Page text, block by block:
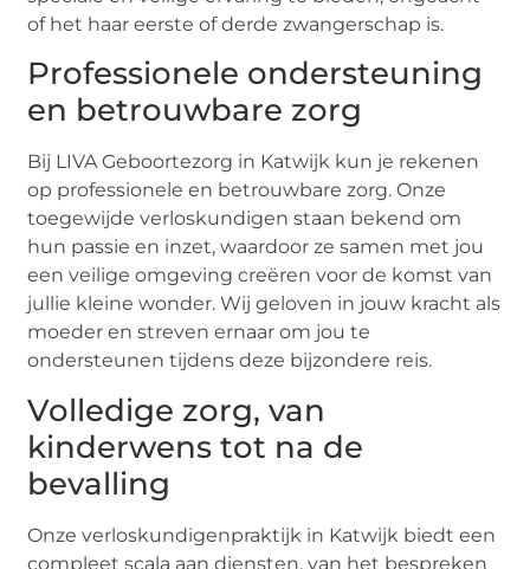
of het haar eerste of derde zwangerschap is.
Professionele ondersteuning
en betrouwbare zorg
Bij LIVA Geboortezorg in Katwijk kun je rekenen
op professionele en betrouwbare zorg. Onze
toegewijde verloskundigen staan bekend om
hun passie en inzet, waardoor ze samen met jou
een veilige omgeving creëren voor de komst van
jullie kleine wonder. Wij geloven in jouw kracht als
moeder en streven ernaar om jou te
ondersteunen tijdens deze bijzondere reis.
Volledige zorg, van
kinderwens tot na de
bevalling
Onze verloskundigenpraktijk in Katwijk biedt een
compleet scala aan diensten, van het bespreken